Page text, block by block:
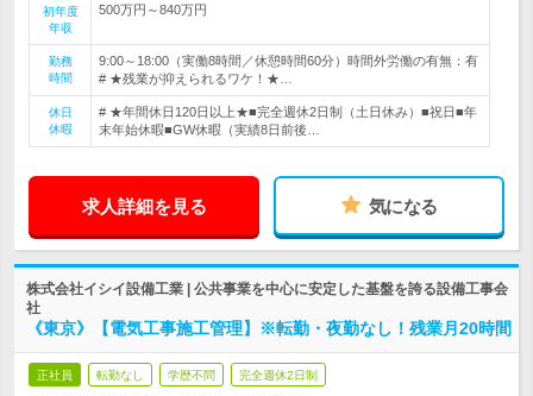
初年度
年収
500万円～840万円
勤務
時間
9:00～18:00（実働8時間／休憩時間60分）時間外労働の有無：有
# ★残業が抑えられるワケ！★…
休日
休暇
# ★年間休日120日以上★■完全週休2日制（土日休み）■祝日■年
末年始休暇■GW休暇（実績8日前後…
求人詳細を見る 気になる
株式会社イシイ設備工業 | 公共事業を中心に安定した基盤を誇る設備工事会
社
《東京》【電気工事施工管理】※転勤・夜勤なし！残業月20時間
正社員 転勤なし 学歴不問 完全週休2日制